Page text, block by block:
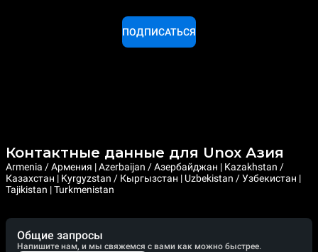
ПОДПИСАТЬСЯ
Контактные данные для Unox Азия
Armenia / Армения | Azerbaijan / Азербайджан | Kazakhstan /
Казахстан | Kyrgyzstan / Кыргызстан | Uzbekistan / Узбекистан |
Tajikistan | Turkmenistan
Общие запросы
Напишите нам, и мы свяжемся с вами как можно быстрее.